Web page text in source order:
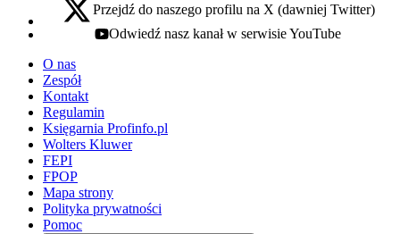
x - otwiera się w nowej karcie
Przejdź do naszego profilu na X (dawniej Twitter)
youtube - otwiera się w nowej karcie
Odwiedź nasz kanał w serwisie YouTube
O nas
Zespół
Kontakt
Regulamin
Księgarnia Profinfo.pl
Wolters Kluwer
FEPI
FPOP
Mapa strony
Polityka prywatności
Pomoc